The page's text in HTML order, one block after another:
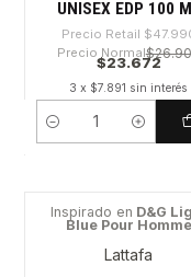
UNISEX EDP 100
Precio Retail
Precio Normal
$23.672
3 x $7.891 sin interés
Cantidad
Inspirado en D&G
Blue Pour Homme
Lattafa